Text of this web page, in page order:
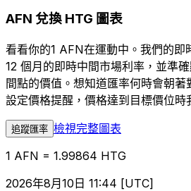
AFN 兌換 HTG 圖表
看看你的1 AFN在運動中。我們的
12 個月的即時中間市場利率，並準
間點的價值。想知道匯率何時會朝著
設定價格提醒，價格達到目標價位時
追蹤匯率 檢視完整圖表
1 AFN = 1.99864 HTG
2026年8月10日 11:44 [UTC]